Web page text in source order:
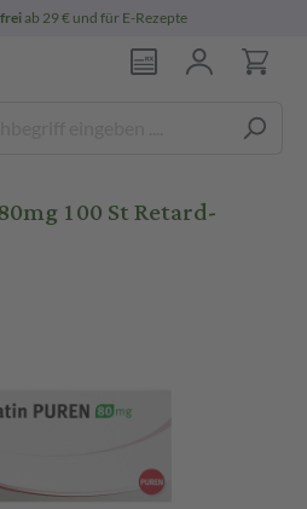
ab 29 € und für E-Rezepte
100 St Retard-